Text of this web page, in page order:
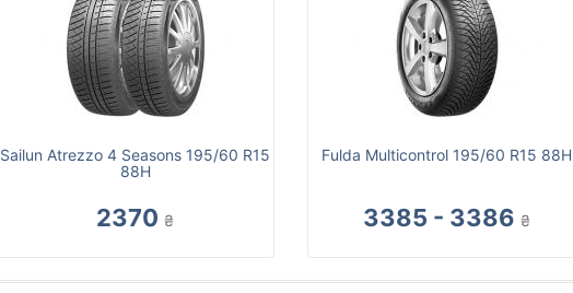
Sailun Atrezzo 4 Seasons 195/60 R15
88H
2370 ₴
Fulda Multicontrol 195/60 R15 88H
3385 - 3386 ₴